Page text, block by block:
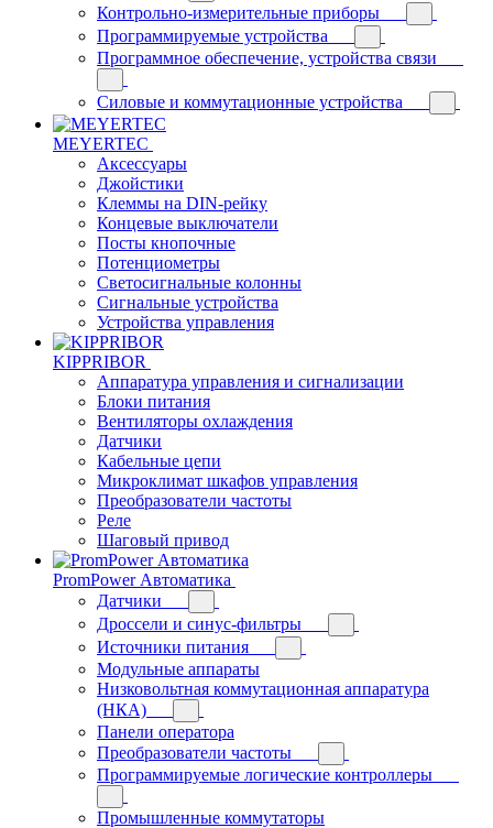
Контрольно-измерительные приборы
Программируемые устройства
Программное обеспечение, устройства связи
Силовые и коммутационные устройства
MEYERTEC
Аксессуары
Джойстики
Клеммы на DIN-рейку
Концевые выключатели
Посты кнопочные
Потенциометры
Светосигнальные колонны
Сигнальные устройства
Устройства управления
KIPPRIBOR
Аппаратура управления и сигнализации
Блоки питания
Вентиляторы охлаждения
Датчики
Кабельные цепи
Микроклимат шкафов управления
Преобразователи частоты
Реле
Шаговый привод
PromPower Автоматика
Датчики
Дроссели и синус-фильтры
Источники питания
Модульные аппараты
Низковольтная коммутационная аппаратура
(НКА)
Панели оператора
Преобразователи частоты
Программируемые логические контроллеры
Промышленные коммутаторы